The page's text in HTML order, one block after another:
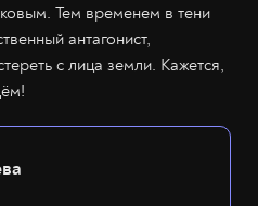
Тем временем в тени
антагонист,
с лица земли. Кажется,